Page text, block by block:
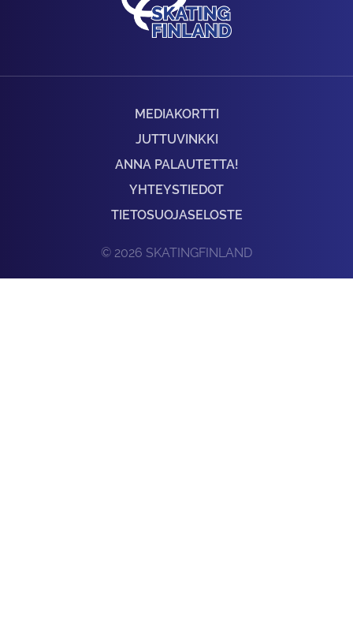
MEDIAKORTTI
JUTTUVINKKI
ANNA PALAUTETTA!
YHTEYSTIEDOT
TIETOSUOJASELOSTE
© 2026 SKATINGFINLAND